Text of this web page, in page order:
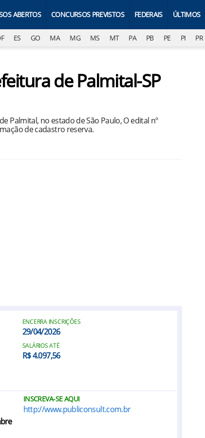
ABERTOS CONCURSOS PREVISTOS FEDERAIS ÚLTIMOS
ES GO MA MG MS MT PA PB PE PI PR
de Palmital-SP
Palmital, no estado de São Paulo, O edital nº
de cadastro reserva.
ENCERRA INSCRIÇÕES
29/04/2026
SALÁRIOS ATÉ
R$ 4.097,56
INSCREVA-SE AQUI
http://www.publiconsult.com.br